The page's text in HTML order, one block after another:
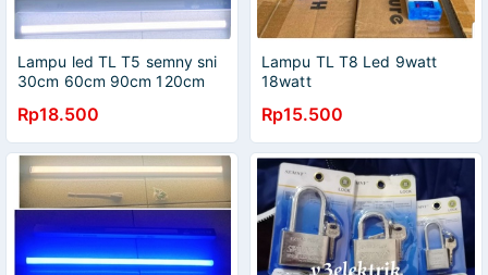
Lampu led TL T5 semny sni
30cm 60cm 90cm 120cm
Rp18.500
Lampu TL T8 Led 9watt
18watt
Rp15.500